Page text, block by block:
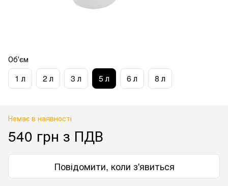
Об'єм
1 л 2 л 3 л 5 л 6 л 8 л
Немає в наявності
540 грн з ПДВ
Повідомити, коли з'явиться